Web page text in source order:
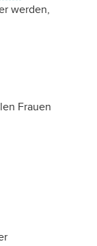
werden,
Frauen